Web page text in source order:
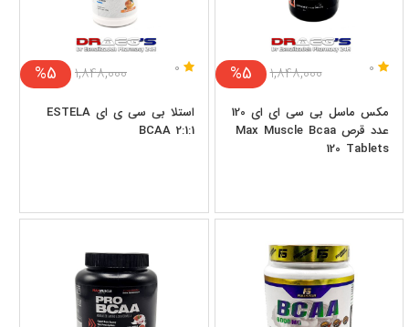
0
%5 ۱,۸۴۸,۰۰۰
مکس ماسل بی سی ای ای 120
عدد قرص Max Muscle Bcaa
120 Tablets
0
%5 ۱,۸۴۸,۰۰۰
استلا بی سی ی ای ESTELA
BCAA 2:1:1